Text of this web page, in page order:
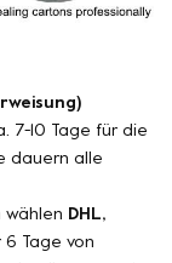
7-10 Tage für die
dauern alle
wählen DHL,
Tage von